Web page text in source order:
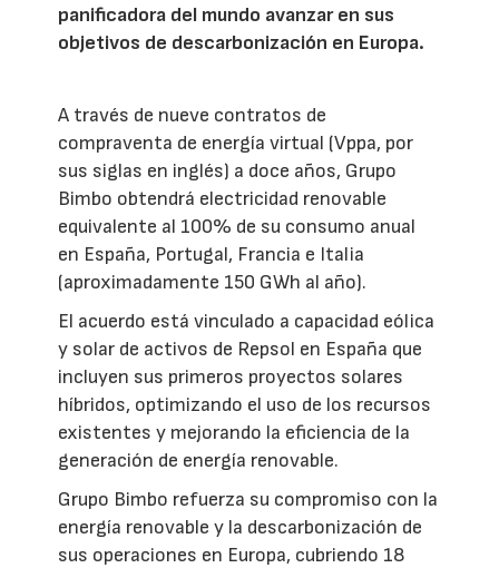
panificadora del mundo avanzar en sus
objetivos de descarbonización en Europa.
A través de nueve contratos de
compraventa de energía virtual (Vppa, por
sus siglas en inglés) a doce años, Grupo
Bimbo obtendrá electricidad renovable
equivalente al 100% de su consumo anual
en España, Portugal, Francia e Italia
(aproximadamente 150 GWh al año).
El acuerdo está vinculado a capacidad eólica
y solar de activos de Repsol en España que
incluyen sus primeros proyectos solares
híbridos, optimizando el uso de los recursos
existentes y mejorando la eficiencia de la
generación de energía renovable.
Grupo Bimbo refuerza su compromiso con la
energía renovable y la descarbonización de
sus operaciones en Europa, cubriendo 18